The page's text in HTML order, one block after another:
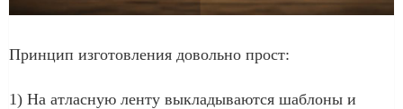
Принцип изготовления довольно прост:
1) На атласную ленту выкладываются шаблоны и